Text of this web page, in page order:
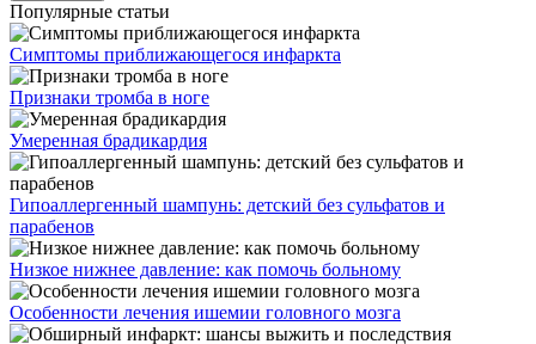
Популярные статьи
Симптомы приближающегося инфаркта
Признаки тромба в ноге
Умеренная брадикардия
Гипоаллергенный шампунь: детский без сульфатов и
парабенов
Низкое нижнее давление: как помочь больному
Особенности лечения ишемии головного мозга